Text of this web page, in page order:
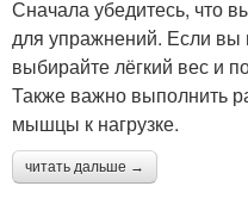
Сначала убедитесь, что
для упражнений. Если вы
выбирайте лёгкий вес и
Также важно выполнить
мышцы к нагрузке.
читать дальше →